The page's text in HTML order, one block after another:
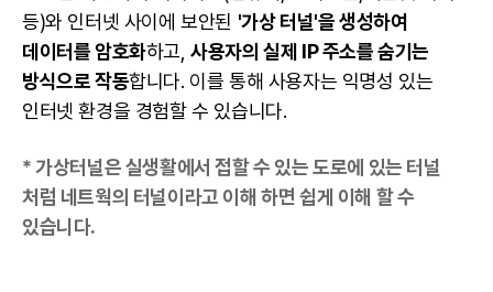
등)와 인터넷 사이에 보안된 '가상 터널'을 생성하여
데이터를 암호화하고,사용자의 실제 IP 주소를 숨기는
방식으로 작동합니다. 이를 통해 사용자는 익명성 있는
인터넷 환경을 경험할 수 있습니다.
* 가상터널은 실생활에서 접할 수 있는 도로에 있는 터널
처럼 네트웍의 터널이라고 이해 하면 쉽게 이해 할 수
있습니다.